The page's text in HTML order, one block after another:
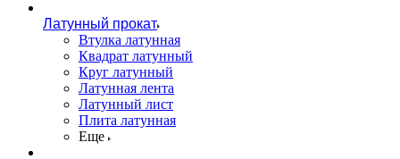
Латунный прокат
Втулка латунная
Квадрат латунный
Круг латунный
Латунная лента
Латунный лист
Плита латунная
Еще